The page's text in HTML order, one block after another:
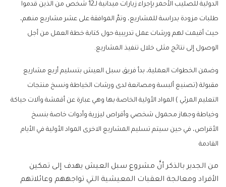
الدولية للصليب الأحمر بإجراء زيارات ميدانية لـ12 شخص من الذين قدموا
طلبات مزودة بدراسة للمشاريع، وتمَّ الموافقة على عشر مشاريع منهم،
حيث أقيمت لهم ورشات عمل تدريبية حول كتابة خطة العمل من أجل
الوصول إلى نتائج مثلى خلال تنفيذ المشاريع.
وضمن الخطوات العملية، بدأ فريق سبل العيش بتسليم أربع مشاريع
مقبولة (تصنيع ألبسة ومصانعة لدى ورشات الخياطة ونسخ منتجات
التعليم المرئي ) المواد الأولية الخاصة بها وهي عبارة عن أقمشة وآلات حياكة
وخياطة وجهاز محمول شخصي وأقراص ليزرية وأدوات خاصة بنسخ
الأقراص، في حين سيتم تسليم المشاريع الاخرى المواد الأولية في الأيام
القادمة
من الجدير بالذكر أنَّ مشروع سبل العيش يهدف إلى تمكين
الأفراد ومعالجة العقبات المعيشية التي تواجههم وعائلاتهم